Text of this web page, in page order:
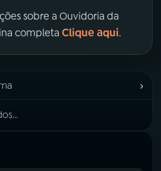
sobre a Ouvidoria da
completa Clique aqui.
›